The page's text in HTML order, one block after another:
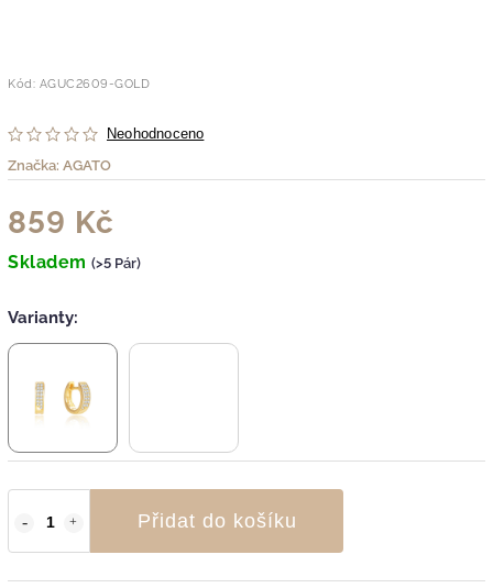
Kód: AGUC2609-GOLD
Neohodnoceno
Značka: AGATO
859 Kč
Skladem (>5 Pár)
Varianty:
Přidat do košíku